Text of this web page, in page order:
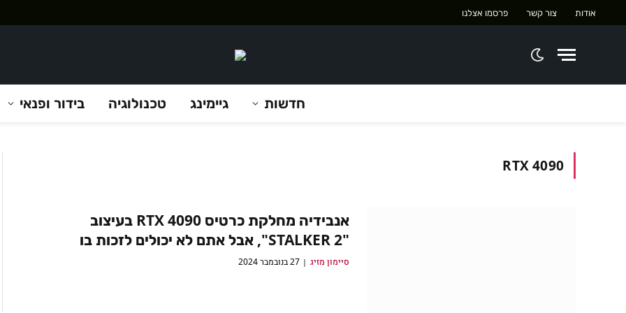
אודות צור קשר פרסמו אצלנו
חדשות גיימינג טכנולוגיה בידור ופנאי
RTX 4090
אנבידיה מחלקת כרטיס RTX 4090 בעיצוב
"STALKER 2", אבל אתם לא יכולים לזכות בו
סיימון מזיג 27 בנובמבר 2024